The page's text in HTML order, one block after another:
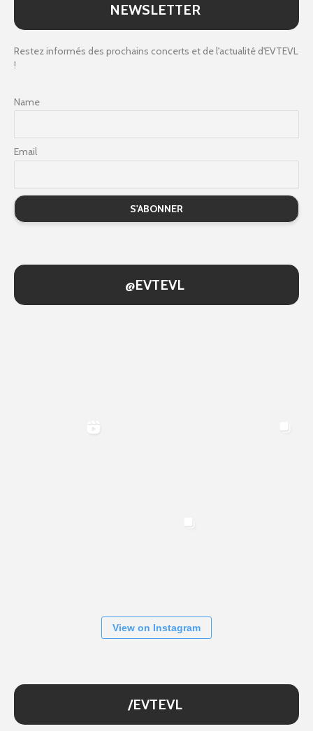
NEWSLETTER
Restez informés des prochains concerts et de l'actualité d'EVTEVL
!
Name
Email
@EVTEVL
View on Instagram
/EVTEVL